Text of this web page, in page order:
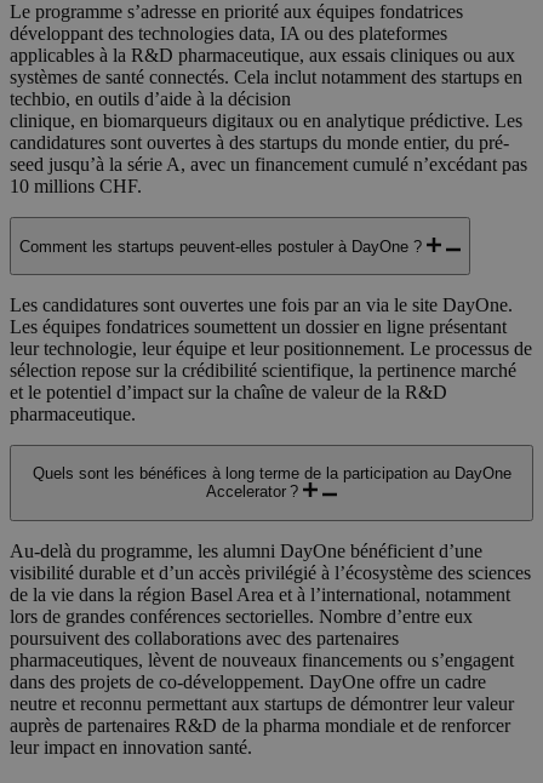
Le programme s’adresse en priorité aux équipes fondatrices
développant des technologies data, IA ou des plateformes
applicables à la R&D pharmaceutique, aux essais cliniques ou aux
systèmes de santé connectés. Cela inclut notamment des startups en
techbio, en outils d’aide à la décision
clinique, en biomarqueurs digitaux ou en analytique prédictive. Les
candidatures sont ouvertes à des startups du monde entier, du pré-
seed jusqu’à la série A, avec un financement cumulé n’excédant pas
10 millions CHF.
Comment les startups peuvent-elles postuler à DayOne ?
Les candidatures sont ouvertes une fois par an via le site DayOne.
Les équipes fondatrices soumettent un dossier en ligne présentant
leur technologie, leur équipe et leur positionnement. Le processus de
sélection repose sur la crédibilité scientifique, la pertinence marché
et le potentiel d’impact sur la chaîne de valeur de la R&D
pharmaceutique.
Quels sont les bénéfices à long terme de la participation au DayOne
Accelerator ?
Au-delà du programme, les alumni DayOne bénéficient d’une
visibilité durable et d’un accès privilégié à l’écosystème des sciences
de la vie dans la région Basel Area et à l’international, notamment
lors de grandes conférences sectorielles. Nombre d’entre eux
poursuivent des collaborations avec des partenaires
pharmaceutiques, lèvent de nouveaux financements ou s’engagent
dans des projets de co-développement. DayOne offre un cadre
neutre et reconnu permettant aux startups de démontrer leur valeur
auprès de partenaires R&D de la pharma mondiale et de renforcer
leur impact en innovation santé.